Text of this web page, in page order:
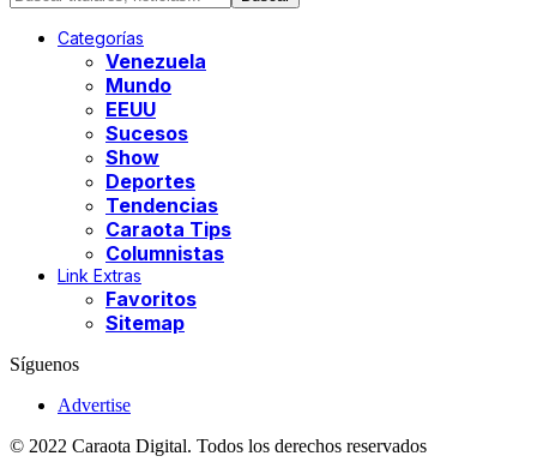
Categorías
Venezuela
Mundo
EEUU
Sucesos
Show
Deportes
Tendencias
Caraota Tips
Columnistas
Link Extras
Favoritos
Sitemap
Síguenos
Advertise
© 2022 Caraota Digital. Todos los derechos reservados